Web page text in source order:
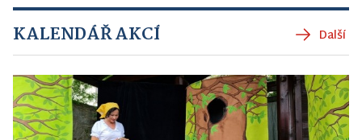
KALENDÁŘ AKCÍ Další